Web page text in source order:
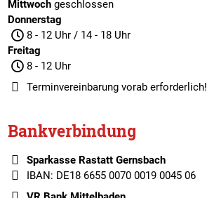
Mittwochgeschlossen
Donnerstag
8 - 12 Uhr / 14 - 18 Uhr
Freitag
8 - 12 Uhr
Terminvereinbarungvorab erforderlich!
Bankverbindung
Sparkasse Rastatt Gernsbach
IBAN: DE18 6655 0070 0019 0045 06